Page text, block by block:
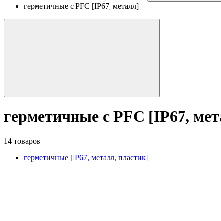
герметичные с PFC [IP67, металл]
герметичные с PFC [IP67,
14 товаров
герметичные [IP67, металл, пластик]